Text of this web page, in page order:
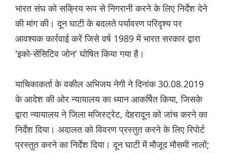
भारत संघ को सक्रिय रूप से निगरानी करने के लिए निर्देश देने
की मांग की। दून घाटी के बदलते पर्यावरण परिदृश्य पर
आवश्यक कार्रवाई करें जिसे वर्ष 1989 में भारत सरकार द्वारा
'इको-सेंसिटिव जोन' घोषित किया गया है।
याचिकाकर्ता के वकील अभिजय नेगी ने दिनांक 30.08.2019
के आदेश की ओर न्यायालय का ध्यान आकर्षित किया, जिसके
द्वारा न्यायालय ने जिला मजिस्ट्रेट, देहरादून को जांच करने का
निर्देश दिया। अदालत को विवरण प्रस्तुत करने के लिए रिपोर्ट
प्रस्तुत करने का निर्देश दिया। दून घाटी में मौजूद मौसमी नालों;